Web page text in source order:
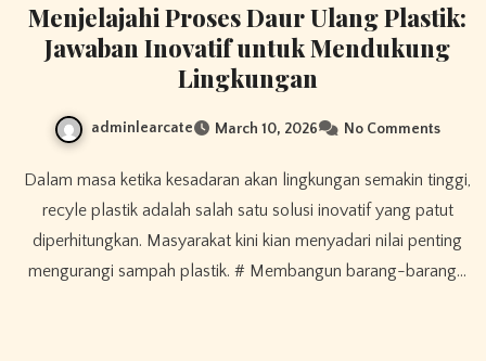
Menjelajahi Proses Daur Ulang Plastik:
Jawaban Inovatif untuk Mendukung
Lingkungan
adminlearcate March 10, 2026 No Comments
Dalam masa ketika kesadaran akan lingkungan semakin tinggi,
recyle plastik adalah salah satu solusi inovatif yang patut
diperhitungkan. Masyarakat kini kian menyadari nilai penting
mengurangi sampah plastik. # Membangun barang-barang…